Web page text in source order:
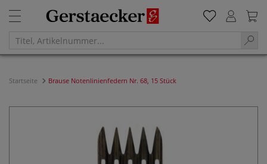
Startseite Brause Notenlinienfedern Nr. 68, 15 Stück